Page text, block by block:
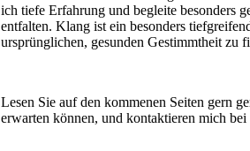
ich tiefe Erfahrung und begleite besonders
entfalten. Klang ist ein besonders
ursprünglichen, gesunden Gestimmtheit zu
Lesen Sie auf den kommenen Seiten gern
erwarten können, und kontaktieren mich bei